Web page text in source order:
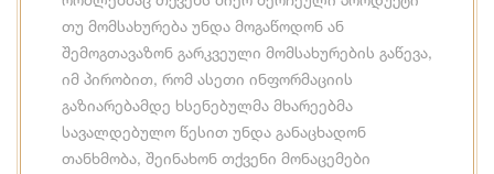
თუ მომსახურება უნდა მოგაწოდონ ან
შემოგთავაზონ გარკვეული მომსახურების გაწევა,
იმ პირობით, რომ ასეთი ინფორმაციის
გაზიარებამდე ხსენებულმა მხარეებმა
სავალდებულო წესით უნდა განაცხადონ
თანხმობა, შეინახონ თქვენი მონაცემები